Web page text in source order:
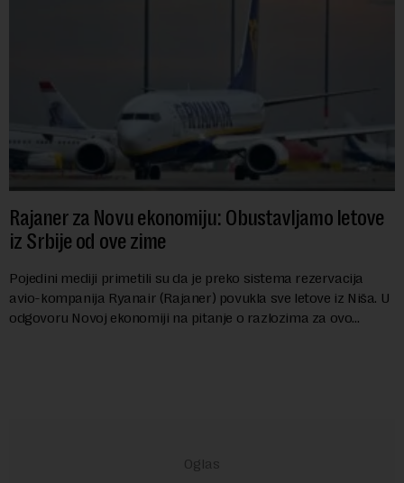
Rajaner za Novu ekonomiju: Obustavljamo letove
iz Srbije od ove zime
Pojedini mediji primetili su da je preko sistema rezervacija
avio-kompanija Ryanair (Rajaner) povukla sve letove iz Niša. U
odgovoru Novoj ekonomiji na pitanje o razlozima za ovo